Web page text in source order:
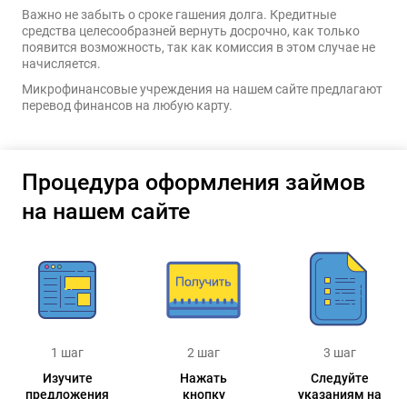
Важно не забыть о сроке гашения долга. Кредитные
средства целесообразней вернуть досрочно, как только
появится возможность, так как комиссия в этом случае не
начисляется.
Микрофинансовые учреждения на нашем сайте предлагают
перевод финансов на любую карту.
Процедура оформления займов
на нашем сайте
1 шаг
Изучите
предложения
2 шаг
Нажать
кнопку
3 шаг
Следуйте
указаниям на